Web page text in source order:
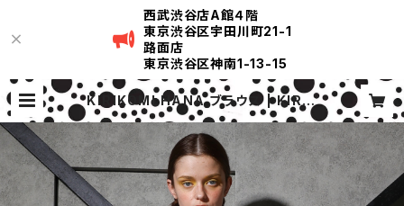
西武渋谷店A館４階
東京渋谷区宇田川町21-1
路面店
東京渋谷区神南1-13-15
KIRIKOMI HANA ブラウス | KIRIK
OMI